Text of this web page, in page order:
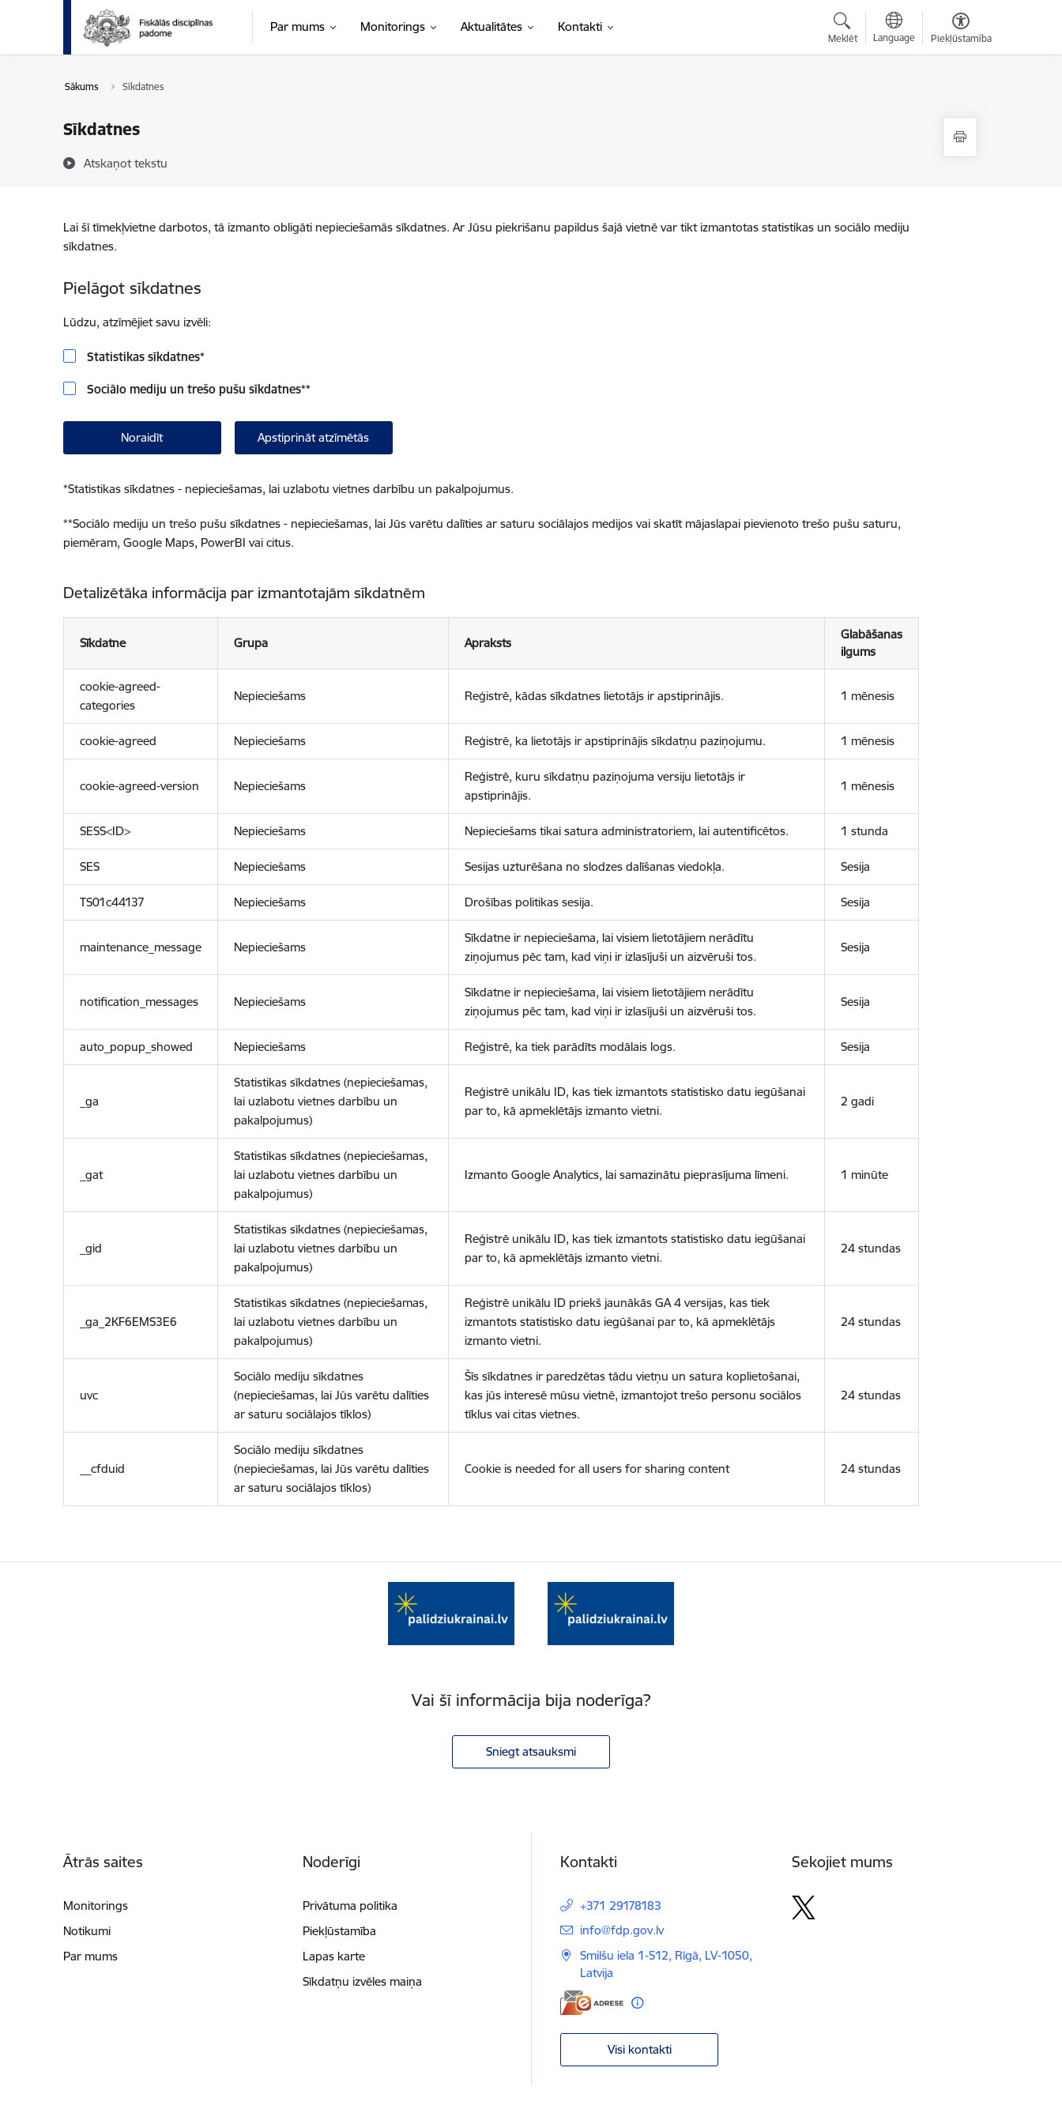
Pāriet uz lapas saturu
Par mums Monitorings Aktualitātes Kontakti
Meklēt Language Piekļūstamība
Sākums Sīkdatnes
Sīkdatnes
Atskaņot tekstu
Lai šī tīmekļvietne darbotos, tā izmanto obligāti nepieciešamās sīkdatnes. Ar Jūsu piekrišanu papildus šajā vietnē var tikt izmantotas statistikas un sociālo mediju
sīkdatnes.
Pielāgot sīkdatnes
Lūdzu, atzīmējiet savu izvēli:
Statistikas sīkdatnes*
Sociālo mediju un trešo pušu sīkdatnes**
Noraidīt Apstiprināt atzīmētās
*Statistikas sīkdatnes - nepieciešamas, lai uzlabotu vietnes darbību un pakalpojumus.
**Sociālo mediju un trešo pušu sīkdatnes - nepieciešamas, lai Jūs varētu dalīties ar saturu sociālajos medijos vai skatīt mājaslapai pievienoto trešo pušu saturu,
piemēram, Google Maps, PowerBI vai citus.
Detalizētāka informācija par izmantotajām sīkdatnēm
Sīkdatne Grupa Apraksts
Glabāšanas
ilgums
cookie-agreed-
categories
Nepieciešams Reģistrē, kādas sīkdatnes lietotājs ir apstiprinājis. 1 mēnesis
cookie-agreed Nepieciešams Reģistrē, ka lietotājs ir apstiprinājis sīkdatņu paziņojumu. 1 mēnesis
cookie-agreed-version Nepieciešams
Reģistrē, kuru sīkdatņu paziņojuma versiju lietotājs ir
apstiprinājis.
1 mēnesis
SESS<ID> Nepieciešams Nepieciešams tikai satura administratoriem, lai autentificētos. 1 stunda
SES Nepieciešams Sesijas uzturēšana no slodzes dalīšanas viedokļa. Sesija
TS01c44137 Nepieciešams Drošības politikas sesija. Sesija
maintenance_message Nepieciešams
Sīkdatne ir nepieciešama, lai visiem lietotājiem nerādītu
ziņojumus pēc tam, kad viņi ir izlasījuši un aizvēruši tos.
Sesija
notification_messages Nepieciešams
Sīkdatne ir nepieciešama, lai visiem lietotājiem nerādītu
ziņojumus pēc tam, kad viņi ir izlasījuši un aizvēruši tos.
Sesija
auto_popup_showed Nepieciešams Reģistrē, ka tiek parādīts modālais logs. Sesija
_ga
Statistikas sīkdatnes (nepieciešamas,
lai uzlabotu vietnes darbību un
pakalpojumus)
Reģistrē unikālu ID, kas tiek izmantots statistisko datu iegūšanai
par to, kā apmeklētājs izmanto vietni.
2 gadi
_gat
Statistikas sīkdatnes (nepieciešamas,
lai uzlabotu vietnes darbību un
pakalpojumus)
Izmanto Google Analytics, lai samazinātu pieprasījuma līmeni. 1 minūte
_gid
Statistikas sīkdatnes (nepieciešamas,
lai uzlabotu vietnes darbību un
pakalpojumus)
Reģistrē unikālu ID, kas tiek izmantots statistisko datu iegūšanai
par to, kā apmeklētājs izmanto vietni.
24 stundas
_ga_2KF6EMS3E6
Statistikas sīkdatnes (nepieciešamas,
lai uzlabotu vietnes darbību un
pakalpojumus)
Reģistrē unikālu ID priekš jaunākās GA 4 versijas, kas tiek
izmantots statistisko datu iegūšanai par to, kā apmeklētājs
izmanto vietni.
24 stundas
uvc
Sociālo mediju sīkdatnes
(nepieciešamas, lai Jūs varētu dalīties
ar saturu sociālajos tīklos)
Šīs sīkdatnes ir paredzētas tādu vietņu un satura koplietošanai,
kas jūs interesē mūsu vietnē, izmantojot trešo personu sociālos
tīklus vai citas vietnes.
24 stundas
__cfduid
Sociālo mediju sīkdatnes
(nepieciešamas, lai Jūs varētu dalīties
ar saturu sociālajos tīklos)
Cookie is needed for all users for sharing content 24 stundas
Vai šī informācija bija noderīga?
Sniegt atsauksmi
Ātrās saites
Monitorings
Notikumi
Par mums
Noderīgi
Privātuma politika
Piekļūstamība
Lapas karte
Sīkdatņu izvēles maiņa
Kontakti
+371 29178183
E-pasts:
info@fdp.gov.lv
Smilšu iela 1-512, Rīgā, LV-1050,
Latvija
Visi kontakti
Sekojiet mums